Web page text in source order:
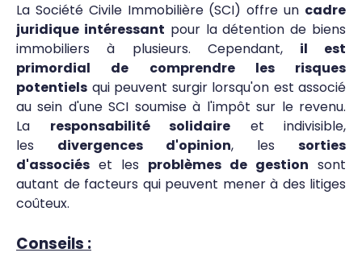
La Société Civile Immobilière (SCI) offre un cadre
juridique intéressant pour la détention de biens
immobiliers à plusieurs. Cependant, il est
primordial de comprendre les risques
potentiels qui peuvent surgir lorsqu'on est associé
au sein d'une SCI soumise à l'impôt sur le revenu.
La responsabilité solidaire et indivisible,
les divergences d'opinion, les sorties
d'associés et les problèmes de gestion sont
autant de facteurs qui peuvent mener à des litiges
coûteux.
Conseils :